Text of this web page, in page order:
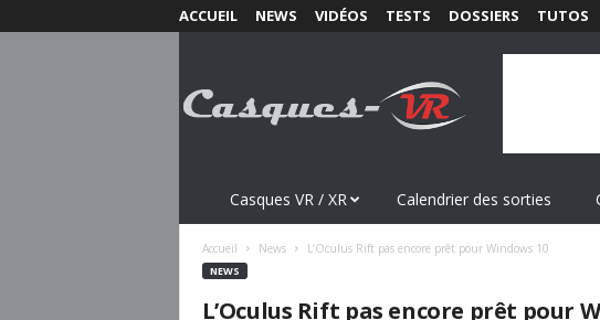
ACCUEIL NEWS VIDÉOS TESTS DOSSIERS TUTOS
s
Casques VR / XR Calendrier des sorties
Accueil News L’Oculus Rift pas encore prêt pour Windows 10
NEWS
L’Oculus Rift pas encore prêt pour